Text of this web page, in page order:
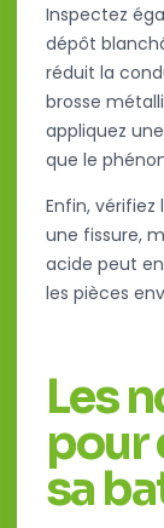
Inspectez
dépôt
réduit la
brosse
appliquez
que le
Enfin, vérifiez
une fissure,
acide peut
les pièces
Les
pour
sa